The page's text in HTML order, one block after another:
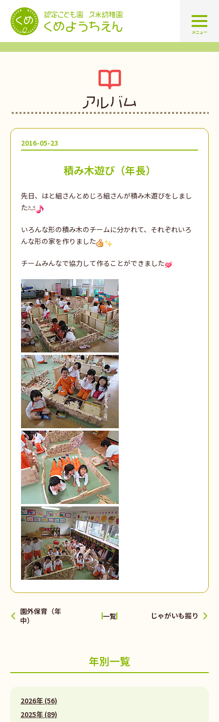
認定こども園 学校法人久米幼
メニュー
アルバム
2016-05-23
積み木遊び（年長）
先日、はと組さんとめじろ組さんが積み木遊びをしまし
た
いろんな形の積み木のチームに分かれて、それぞれいろ
んな形の家を作りました
チームみんなで協力して作ることができました
園外保育（年
中）
一覧 じゃがいも掘り
年別一覧
2026年 (56)
2025年 (89)